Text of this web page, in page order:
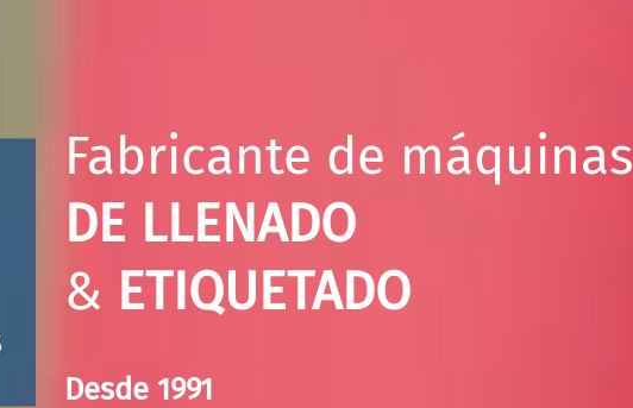
Fabricante de máquinas
DE LLENADO
& ETIQUETADO
Desde 1991